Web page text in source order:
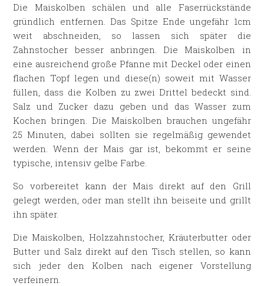
Die Maiskolben schälen und alle Faserrückstände
gründlich entfernen. Das Spitze Ende ungefähr 1cm
weit abschneiden, so lassen sich später die
Zahnstocher besser anbringen. Die Maiskolben in
eine ausreichend große Pfanne mit Deckel oder einen
flachen Topf legen und diese(n) soweit mit Wasser
füllen, dass die Kolben zu zwei Drittel bedeckt sind.
Salz und Zucker dazu geben und das Wasser zum
Kochen bringen. Die Maiskolben brauchen ungefähr
25 Minuten, dabei sollten sie regelmäßig gewendet
werden. Wenn der Mais gar ist, bekommt er seine
typische, intensiv gelbe Farbe.
So vorbereitet kann der Mais direkt auf den Grill
gelegt werden, oder man stellt ihn beiseite und grillt
ihn später.
Die Maiskolben, Holzzahnstocher, Kräuterbutter oder
Butter und Salz direkt auf den Tisch stellen, so kann
sich jeder den Kolben nach eigener Vorstellung
verfeinern.